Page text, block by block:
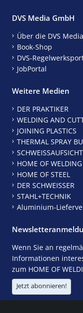
DVS Media GmbH
Über die DVS
Book-Shop
DVS-
JobPortal
Weitere Medien
DER PRAKTIKER
WELDING AND
JOINING PLASTICS
THERMAL SPRAY
HOME OF WELDING
HOME OF STEEL
DER SCHWEISSER
STAHL+TECHNIK
Aluminium-
Wenn Sie an
Informationen
zum HOME OF
Jetzt abonnieren!